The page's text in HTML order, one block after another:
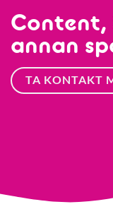
Content,
annan
TA KONTAKT